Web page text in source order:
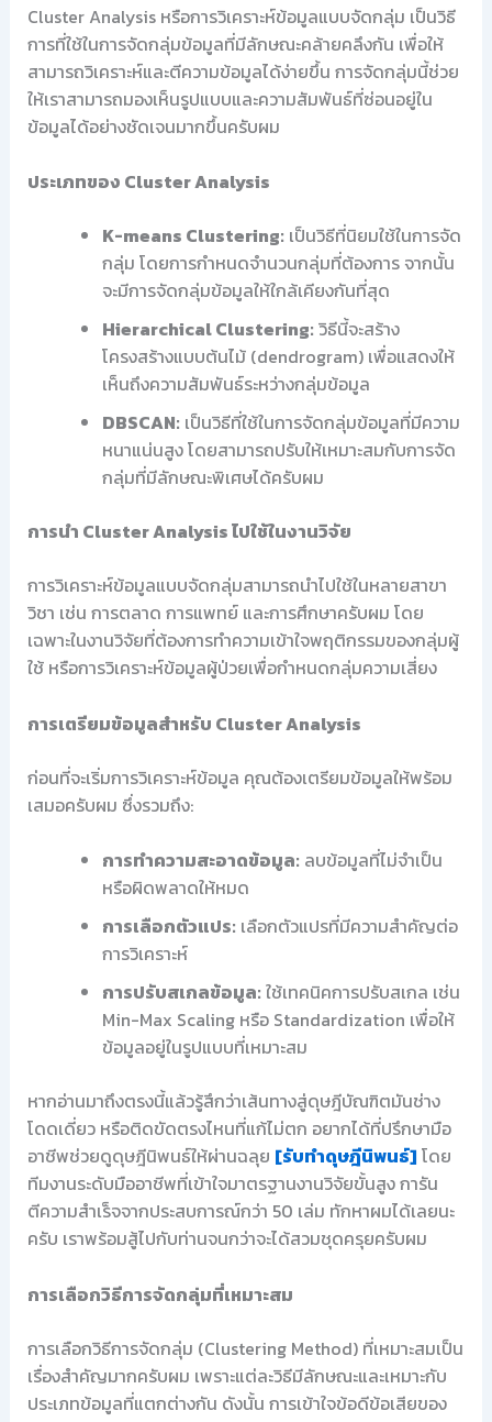
Cluster Analysis หรือการวิเคราะห์ข้อมูลแบบจัดกลุ่ม เป็นวิธี
การที่ใช้ในการจัดกลุ่มข้อมูลที่มีลักษณะคล้ายคลึงกัน เพื่อให้
สามารถวิเคราะห์และตีความข้อมูลได้ง่ายขึ้น การจัดกลุ่มนี้ช่วย
ให้เราสามารถมองเห็นรูปแบบและความสัมพันธ์ที่ซ่อนอยู่ใน
ข้อมูลได้อย่างชัดเจนมากขึ้นครับผม
ประเภทของ Cluster Analysis
K-means Clustering: เป็นวิธีที่นิยมใช้ในการจัด
กลุ่ม โดยการกำหนดจำนวนกลุ่มที่ต้องการ จากนั้น
จะมีการจัดกลุ่มข้อมูลให้ใกล้เคียงกันที่สุด
Hierarchical Clustering: วิธีนี้จะสร้าง
โครงสร้างแบบต้นไม้ (dendrogram) เพื่อแสดงให้
เห็นถึงความสัมพันธ์ระหว่างกลุ่มข้อมูล
DBSCAN: เป็นวิธีที่ใช้ในการจัดกลุ่มข้อมูลที่มีความ
หนาแน่นสูง โดยสามารถปรับให้เหมาะสมกับการจัด
กลุ่มที่มีลักษณะพิเศษได้ครับผม
การนำ Cluster Analysis ไปใช้ในงานวิจัย
การวิเคราะห์ข้อมูลแบบจัดกลุ่มสามารถนำไปใช้ในหลายสาขา
วิชา เช่น การตลาด การแพทย์ และการศึกษาครับผม โดย
เฉพาะในงานวิจัยที่ต้องการทำความเข้าใจพฤติกรรมของกลุ่มผู้
ใช้ หรือการวิเคราะห์ข้อมูลผู้ป่วยเพื่อกำหนดกลุ่มความเสี่ยง
การเตรียมข้อมูลสำหรับ Cluster Analysis
ก่อนที่จะเริ่มการวิเคราะห์ข้อมูล คุณต้องเตรียมข้อมูลให้พร้อม
เสมอครับผม ซึ่งรวมถึง:
การทำความสะอาดข้อมูล: ลบข้อมูลที่ไม่จำเป็น
หรือผิดพลาดให้หมด
การเลือกตัวแปร: เลือกตัวแปรที่มีความสำคัญต่อ
การวิเคราะห์
การปรับสเกลข้อมูล: ใช้เทคนิคการปรับสเกล เช่น
Min-Max Scaling หรือ Standardization เพื่อให้
ข้อมูลอยู่ในรูปแบบที่เหมาะสม
หากอ่านมาถึงตรงนี้แล้วรู้สึกว่าเส้นทางสู่ดุษฎีบัณฑิตมันช่าง
โดดเดี่ยว หรือติดขัดตรงไหนที่แก้ไม่ตก อยากได้ที่ปรึกษามือ
อาชีพช่วยดูดุษฎีนิพนธ์ให้ผ่านฉลุย [รับทำดุษฎีนิพนธ์] โดย
ทีมงานระดับมืออาชีพที่เข้าใจมาตรฐานงานวิจัยขั้นสูง การัน
ตีความสำเร็จจากประสบการณ์กว่า 50 เล่ม ทักหาผมได้เลยนะ
ครับ เราพร้อมสู้ไปกับท่านจนกว่าจะได้สวมชุดครุยครับผม
การเลือกวิธีการจัดกลุ่มที่เหมาะสม
การเลือกวิธีการจัดกลุ่ม (Clustering Method) ที่เหมาะสมเป็น
เรื่องสำคัญมากครับผม เพราะแต่ละวิธีมีลักษณะและเหมาะกับ
ประเภทข้อมูลที่แตกต่างกัน ดังนั้น การเข้าใจข้อดีข้อเสียของ